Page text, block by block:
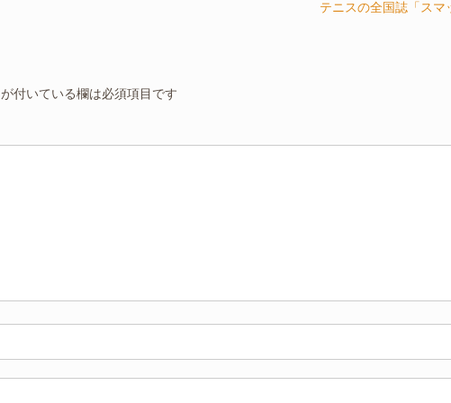
テニスの全国誌「スマ
が付いている欄は必須項目です